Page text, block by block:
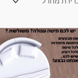
טווח
מחירים:
עד
למוצר
זה
יש
מספר